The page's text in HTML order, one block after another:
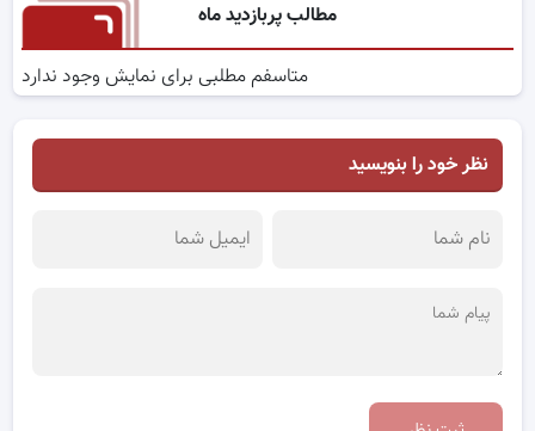
مطالب پربازدید ماه
متاسفم مطلبی برای نمایش وجود ندارد
نظر خود را بنویسید